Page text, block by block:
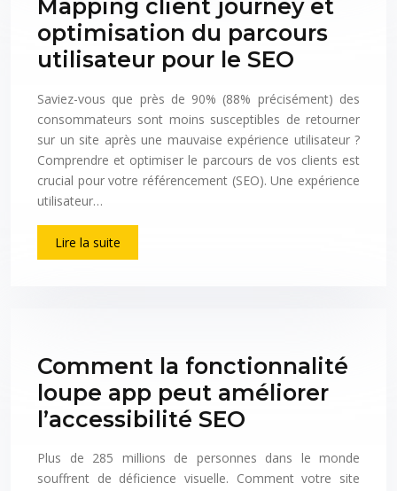
Mapping client journey et
optimisation du parcours
utilisateur pour le SEO
Saviez-vous que près de 90% (88% précisément) des
consommateurs sont moins susceptibles de retourner
sur un site après une mauvaise expérience utilisateur ?
Comprendre et optimiser le parcours de vos clients est
crucial pour votre référencement (SEO). Une expérience
utilisateur…
Lire la suite
Comment la fonctionnalité
loupe app peut améliorer
l’accessibilité SEO
Plus de 285 millions de personnes dans le monde
souffrent de déficience visuelle. Comment votre site